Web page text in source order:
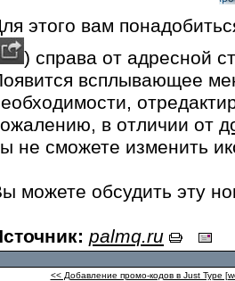
этого вам
) справа от адресной
всплывающее
в отличии от
не сможете изменить
можете обсудить эту
palmq.ru
<< Добавление промо-кодов в Just Type